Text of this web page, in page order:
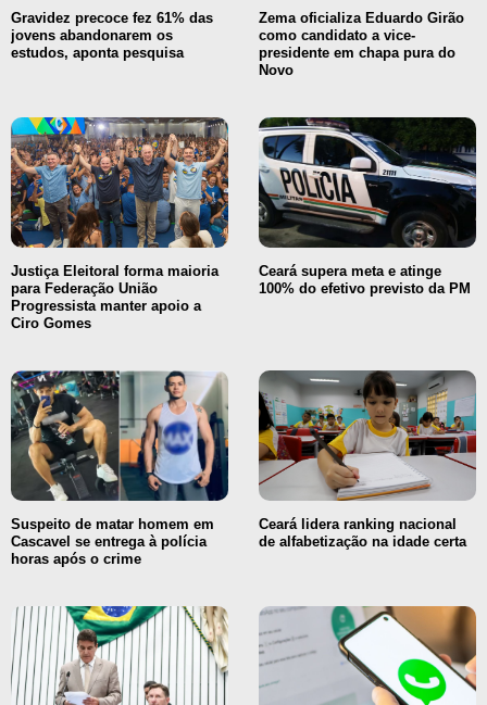
Gravidez precoce fez 61% das
jovens abandonarem os
estudos, aponta pesquisa
Zema oficializa Eduardo Girão
como candidato a vice-
presidente em chapa pura do
Novo
Justiça Eleitoral forma maioria
para Federação União
Progressista manter apoio a
Ciro Gomes
Ceará supera meta e atinge
100% do efetivo previsto da PM
Suspeito de matar homem em
Cascavel se entrega à polícia
horas após o crime
Ceará lidera ranking nacional
de alfabetização na idade certa